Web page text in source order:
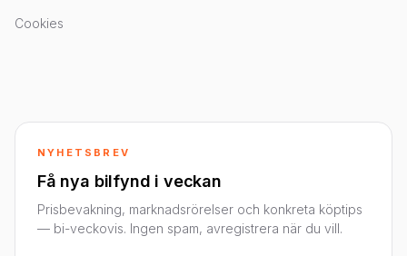
Cookies
NYHETSBREV
Få nya bilfynd i veckan
Prisbevakning, marknadsrörelser och konkreta köptips
— bi-veckovis. Ingen spam, avregistrera när du vill.